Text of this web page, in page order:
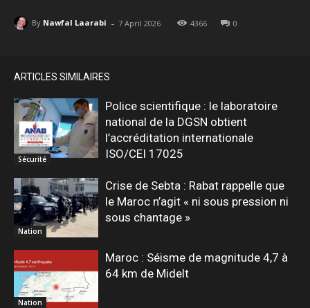
By Nawfal Laarabi - 7 April 2026 4366 0
ARTICLES SIMILAIRES
Sécurité
Police scientifique : le laboratoire
national de la DGSN obtient
l’accréditation internationale
ISO/CEI 17025
Nation
Crise de Sebta : Rabat rappelle que
le Maroc n’agit « ni sous pression ni
sous chantage »
Nation
Maroc : Séisme de magnitude 4,7 à
64 km de Midelt